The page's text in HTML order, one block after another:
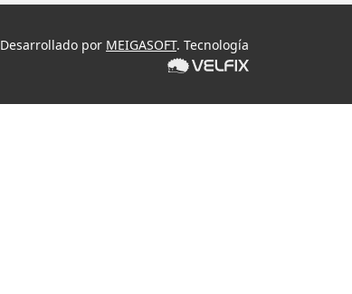
Desarrollado por MEIGASOFT. Tecnología